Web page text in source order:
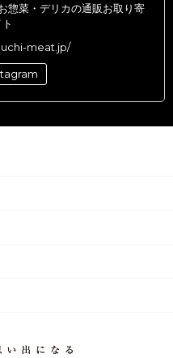
惣菜・デリカの通販お取り寄
meat.jp/